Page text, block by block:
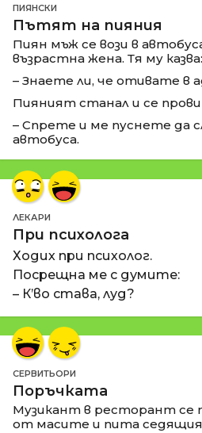
ПИЯНСКИ
Пътят на пияния
Пиян мъж се вози в
възрастна жена. Тя му казва:
– Знаете ли, че отивате в
Пияният станал и се
– Спрете и ме пуснете да
автобуса.
ЛЕКАРИ
При психолога
Ходих при психолог.
Посрещна ме с думите:
– К’во става, луд?
СЕРВИТЬОРИ
Поръчката
Музикант в ресторант се
от масите и пита